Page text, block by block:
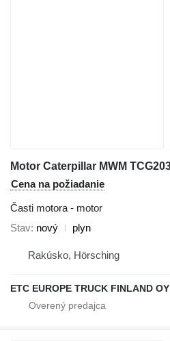
Cena na požiadanie
Časti motora - motor
Stav nový plyn
Rakúsko, Hörsching
ETC EUROPE TRUCK FINLAND OY